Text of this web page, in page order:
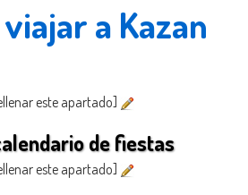
a Kazan
este apartado]
de fiestas
este apartado]